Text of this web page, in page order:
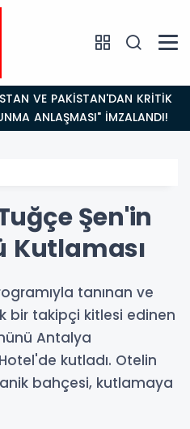
ANLAŞMASI" İMZALANDI!
Şen'in
Kutlaması
tanınan ve
bir takipçi kitlesi edinen
Antalya
kutladı. Otelin
bahçesi, kutlamaya